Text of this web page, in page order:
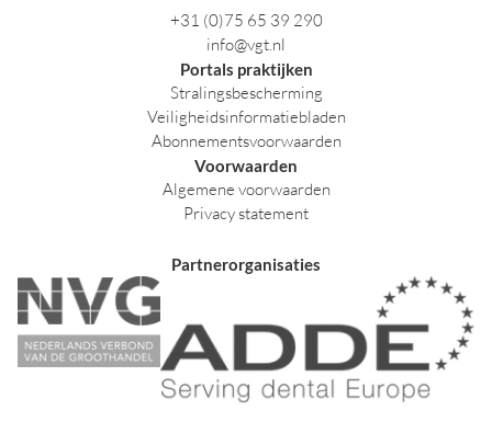
+31 (0)75 65 39 290
info@vgt.nl
Portals praktijken
Stralingsbescherming
Veiligheidsinformatiebladen
Abonnementsvoorwaarden
Voorwaarden
Algemene voorwaarden
Privacy statement
Partnerorganisaties